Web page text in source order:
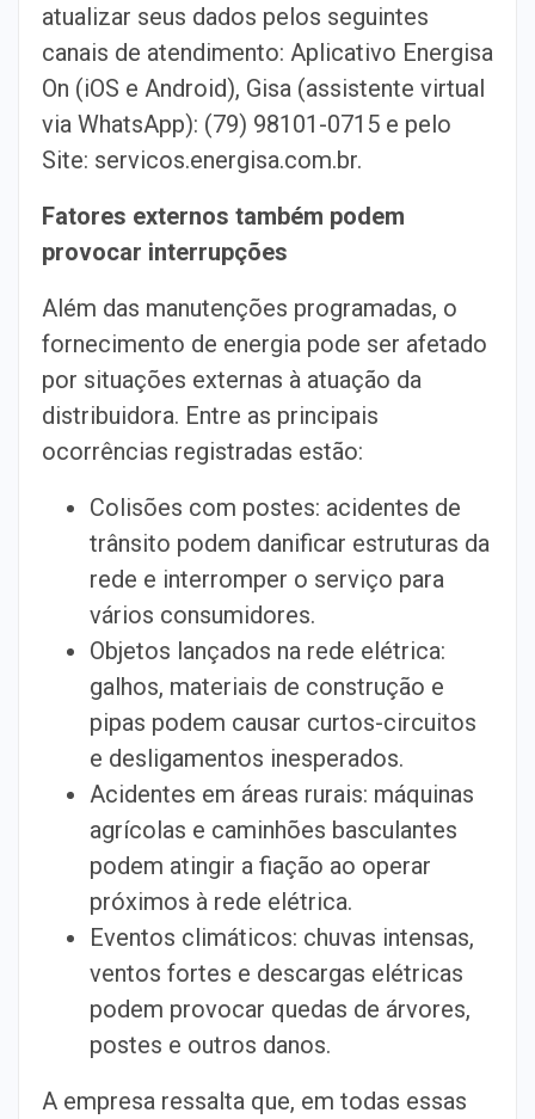
atualizar seus dados pelos seguintes
canais de atendimento: Aplicativo Energisa
On (iOS e Android), Gisa (assistente virtual
via WhatsApp): (79) 98101-0715 e pelo
Site: servicos.energisa.com.br.
Fatores externos também podem
provocar interrupções
Além das manutenções programadas, o
fornecimento de energia pode ser afetado
por situações externas à atuação da
distribuidora. Entre as principais
ocorrências registradas estão:
Colisões com postes: acidentes de
trânsito podem danificar estruturas da
rede e interromper o serviço para
vários consumidores.
Objetos lançados na rede elétrica:
galhos, materiais de construção e
pipas podem causar curtos-circuitos
e desligamentos inesperados.
Acidentes em áreas rurais: máquinas
agrícolas e caminhões basculantes
podem atingir a fiação ao operar
próximos à rede elétrica.
Eventos climáticos: chuvas intensas,
ventos fortes e descargas elétricas
podem provocar quedas de árvores,
postes e outros danos.
A empresa ressalta que, em todas essas